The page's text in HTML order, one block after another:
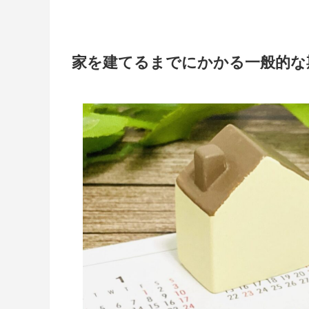
家を建てるまでにかかる一般的